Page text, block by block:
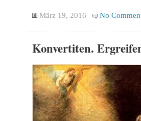
März 19, 2016 No
Konvertiten.